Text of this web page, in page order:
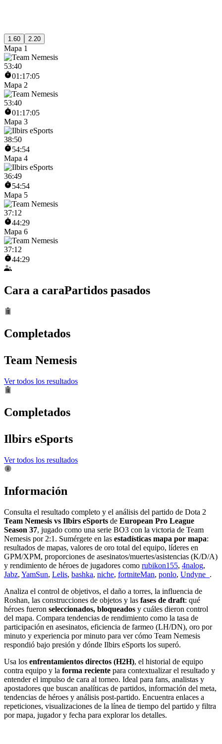
1.60 2.20
Mapa 1
53:40
01:17:05
Mapa 2
53:40
01:17:05
Mapa 3
38:50
54:54
Mapa 4
36:49
54:54
Mapa 5
37:12
44:29
Mapa 6
37:12
44:29
Cara a caraPartidos pasados
Completados
Team Nemesis
Ver todos los resultados
Completados
Ilbirs eSports
Ver todos los resultados
Información
Consulta el resultado completo y el análisis del partido de Dota 2
Team Nemesis vs Ilbirs eSports de European Pro League
Season 37, jugado como una serie BO3 con la victoria de Team
Nemesis por 2:1. Sumérgete en las estadísticas mapa por mapa:
resultados de mapas, valores de oro total del equipo, líderes en
GPM/XPM, proporciones de asesinatos/muertes/asistencias (K/D/A)
y rendimiento de héroes de jugadores como rubikon155, 4nalog,
Jabz, YamSun, Lelis, bashka, niche, fortniteMan, ponlo, Undyne_ .
Analiza el control de objetivos, el daño a torres, la influencia de
Roshan, las construcciones de objetos y las fases de draft: qué
héroes fueron seleccionados, bloqueados y cuáles dieron control
del mapa. Compara tendencias de rendimiento como la tasa de
participación en asesinatos, eficiencia de farmeo (LH/DN), oro por
minuto y experiencia por minuto para ver cómo Team Nemesis
respondió bajo presión y dónde Ilbirs eSports los superó.
Usa los enfrentamientos directos (H2H), el historial de equipo
contra equipo y la forma reciente para contextualizar el resultado y
entender el impulso de cara al torneo. Ideal para fans, analistas y
apostadores que buscan analíticas de partidos, información del meta,
tendencias de héroes y análisis post-partido. Encuentra enlaces a
repeticiones, visualizaciones de la línea de tiempo del partido y filtra
por mapa, jugador y fecha para explorar los detalles.